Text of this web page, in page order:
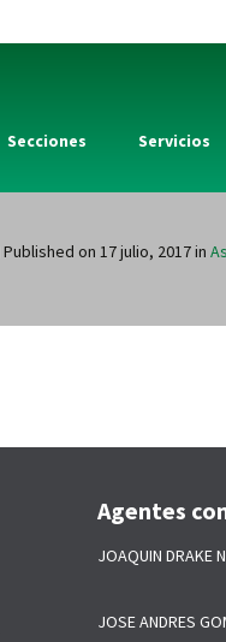
Secciones Servicios
Published on 17 julio, 2017in
Agentes
JOAQUIN DRAKE
JOSE ANDRES